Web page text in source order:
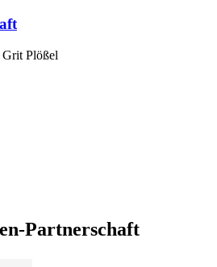
Grit Plößel
Partnerschaft